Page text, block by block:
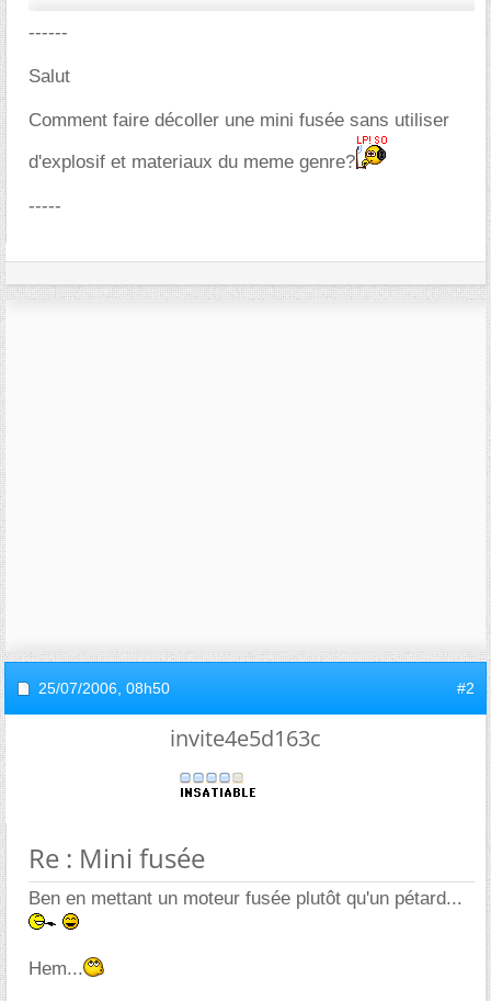
------
Salut
Comment faire décoller une mini fusée sans utiliser
d'explosif et materiaux du meme genre?
-----
25/07/2006, 08h50 #2
invite4e5d163c
Re : Mini fusée
Ben en mettant un moteur fusée plutôt qu'un pétard...
Hem...